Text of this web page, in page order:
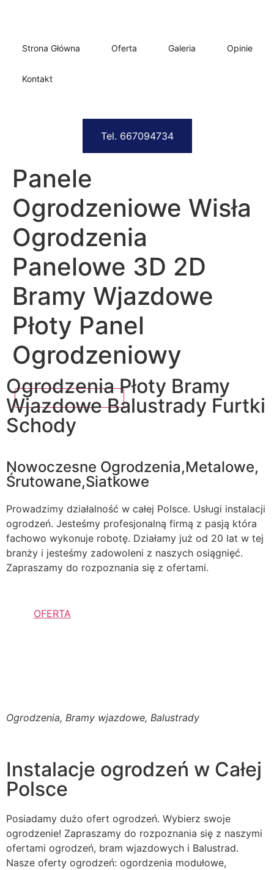
Strona Główna Oferta Galeria Opinie
Kontakt
Tel. 667094734
Panele
Ogrodzeniowe Wisła
Ogrodzenia
Panelowe 3D 2D
Bramy Wjazdowe
Płoty Panel
Ogrodzeniowy
Ogrodzenia Płoty Bramy
Wjazdowe Balustrady Furtki
Schody
Nowoczesne Ogrodzenia,Metalowe,
Śrutowane,Siatkowe
Prowadzimy działalność w całej Polsce. Usługi instalacji
ogrodzeń. Jesteśmy profesjonalną firmą z pasją która
fachowo wykonuje robotę. Działamy już od 20 lat w tej
branży i jesteśmy zadowoleni z naszych osiągnięć.
Zapraszamy do rozpoznania się z ofertami.
OFERTA
Ogrodzenia, Bramy wjazdowe, Balustrady
Instalacje ogrodzeń w Całej
Polsce
Posiadamy dużo ofert ogrodzeń. Wybierz swoje
ogrodzenie! Zapraszamy do rozpoznania się z naszymi
ofertami ogrodzeń, bram wjazdowych i Balustrad.
Nasze oferty ogrodzeń: ogordzenia modułowe,